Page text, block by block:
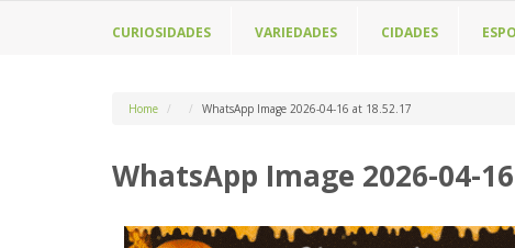
CURIOSIDADES VARIEDADES CIDADES
Home WhatsApp Image 2026-04-16 at 18.52.17
WhatsApp Image 2026-04-